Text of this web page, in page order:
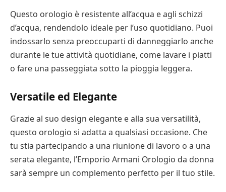
Questo orologio è resistente all’acqua e agli schizzi
d’acqua, rendendolo ideale per l’uso quotidiano. Puoi
indossarlo senza preoccuparti di danneggiarlo anche
durante le tue attività quotidiane, come lavare i piatti
o fare una passeggiata sotto la pioggia leggera.
Versatile ed Elegante
Grazie al suo design elegante e alla sua versatilità,
questo orologio si adatta a qualsiasi occasione. Che
tu stia partecipando a una riunione di lavoro o a una
serata elegante, l’Emporio Armani Orologio da donna
sarà sempre un complemento perfetto per il tuo stile.